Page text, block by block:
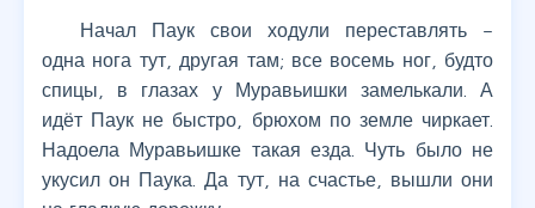
Начал Паук свои ходули переставлять –
одна нога тут, другая там; все восемь ног, будто
спицы, в глазах у Муравьишки замелькали. А
идёт Паук не быстро, брюхом по земле чиркает.
Надоела Муравьишке такая езда. Чуть было не
укусил он Паука. Да тут, на счастье, вышли они